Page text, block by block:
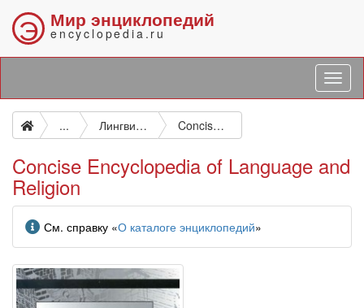
Э Мир энциклопедий
encyclopedia.ru
... Лингвистика. Языкознание. Языки Concise Encyclopedia of Language and Religion
Concise Encyclopedia of Language and
Religion
Информация
См. справку «О каталоге энциклопедий»